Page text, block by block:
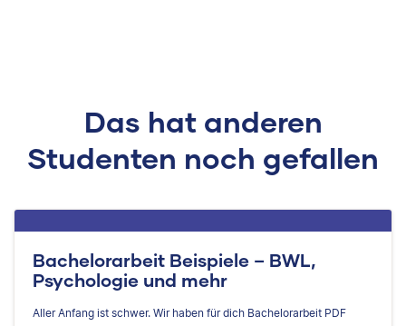
Das hat anderen
Studenten noch gefallen
Bachelorarbeit Beispiele – BWL,
Psychologie und mehr
Aller Anfang ist schwer. Wir haben für dich Bachelorarbeit PDF